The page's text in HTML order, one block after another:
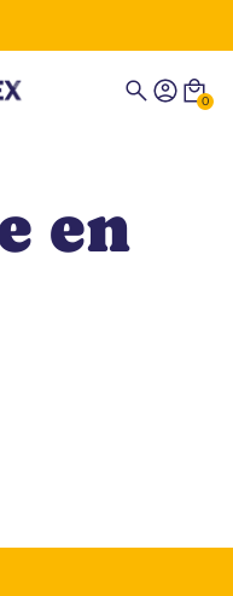
0
en